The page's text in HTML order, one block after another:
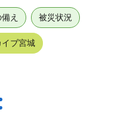
え 被災状況
ブ宮城